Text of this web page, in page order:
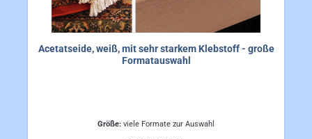
Acetatseide, weiß, mit sehr starkem Klebstoff - große
Formatauswahl
Größe: viele Formate zur Auswahl